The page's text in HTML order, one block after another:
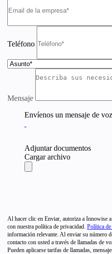
Teléfono
Mensaje
Envíenos un mensaje de voz
Adjuntar documentos
Cargar archivo
Al hacer clic en Enviar, autoriza a Innowise
con nuestra política de privacidad. Política
información relevante. Al enviar su número
contacto con usted a través de llamadas de
Pueden aplicarse tarifas de llamadas,